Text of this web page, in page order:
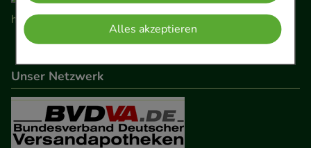
verzichtet werden kann.
Komfort:Diese Cookies werden genutzt um das
Einkaufserlebnis noch ansprechender zu gestalten,
beispielsweise für die Wiedererkennung des
Besuchers oder unsere Seite an bevorzugte
Verhaltensweisen (z.B. Spracheinstellung)
anzupassen. Komfort-Cookies ermöglichen es uns
Alles akzeptieren
Unser Netzwerk